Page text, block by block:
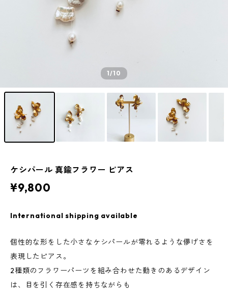
1/10
ケシパール 真鍮フラワー ピアス
¥9,800
International shipping available
個性的な形をした小さなケシパールが零れるような儚げさを
表現したピアス。
2種類のフラワーパーツを組み合わせた動きのあるデザイン
は、目を引く存在感を持ちながらも